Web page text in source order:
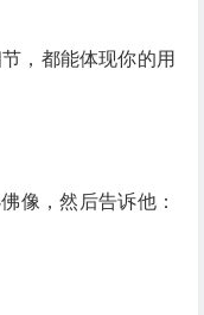
，都能体现你的用
像，然后告诉他：